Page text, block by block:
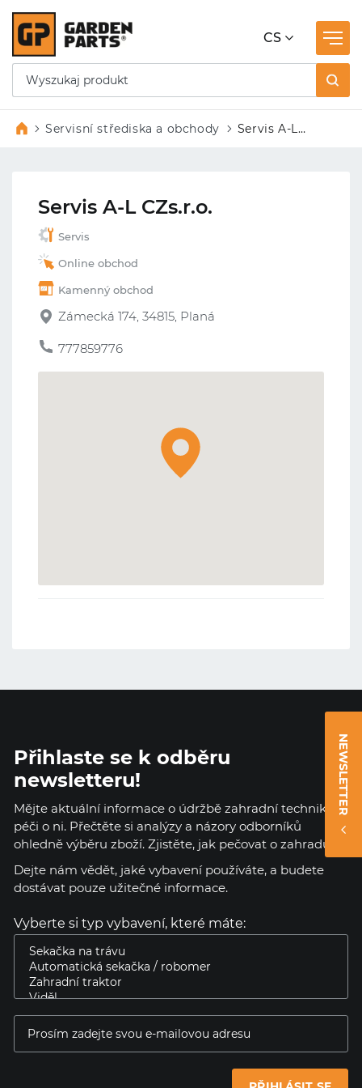
CS
Servisní střediska a obchody
Servis A-L
Servis A-L CZs.r.o.
Servis
Online obchod
Kamenný obchod
Zámecká 174, 34815, Planá
777859776
NEWSLETTER
Přihlaste se k odběru
newsletteru!
Mějte aktuální informace o údržbě zahradní techniky a
péči o ni. Přečtěte si analýzy a názory odborníků
ohledně výběru zboží. Zjistěte, jak pečovat o zahradu.
Dejte nám vědět, jaké vybavení používáte, a budete
dostávat pouze užitečné informace.
Vyberte si typ vybavení, které máte: